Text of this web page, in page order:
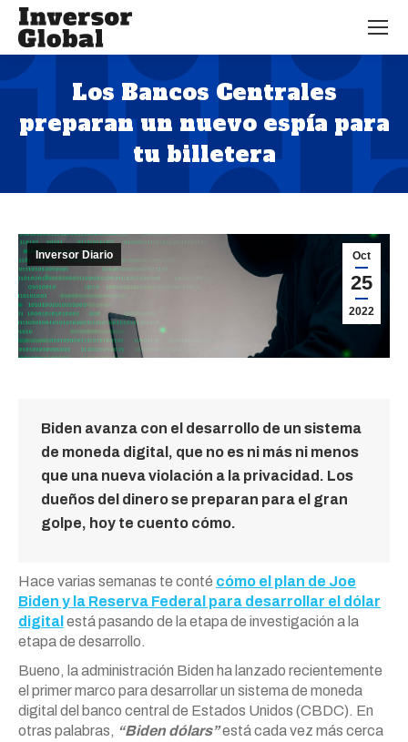
Los Bancos Centrales
preparan un nuevo espía para
tu billetera
Estás aquí:
Oct
25
2022
Inversor Diario
Biden avanza con el desarrollo de un sistema
de moneda digital, que no es ni más ni menos
que una nueva violación a la privacidad. Los
dueños del dinero se preparan para el gran
golpe, hoy te cuento cómo.
Hace varias semanas te conté cómo el plan de Joe
Biden y la Reserva Federal para desarrollar el dólar
digital está pasando de la etapa de investigación a la
etapa de desarrollo.
Bueno, la administración Biden ha lanzado recientemente
el primer marco para desarrollar un sistema de moneda
digital del banco central de Estados Unidos (CBDC). En
otras palabras, “Biden dólars”está cada vez más cerca